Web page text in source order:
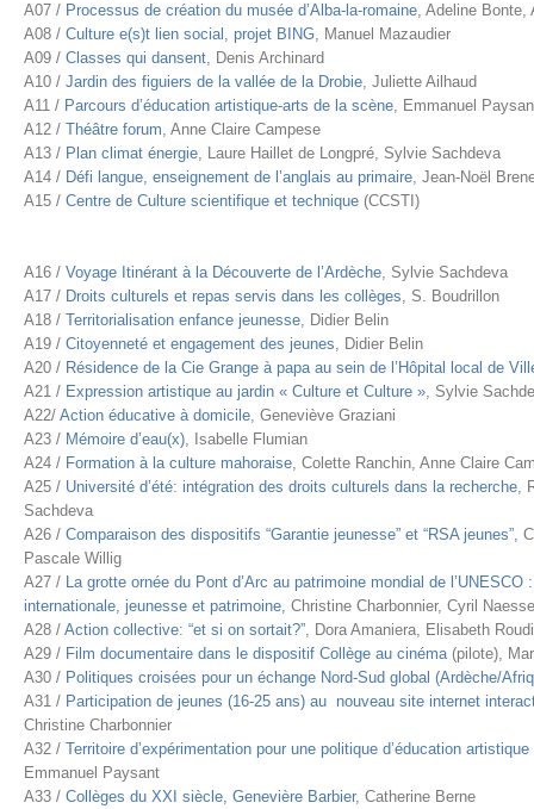
A07 / Processus de création du musée d’Alba-la-romaine, Adeline Bonte,
A08 / Culture e(s)t lien social, projet BING, Manuel Mazaudier
A09 / Classes qui dansent, Denis Archinard
A10 / Jardin des figuiers de la vallée de la Drobie, Juliette Ailhaud
A11 / Parcours d’éducation artistique-arts de la scène, Emmanuel
A12 / Théâtre forum, Anne Claire Campese
A13 / Plan climat énergie, Laure Haillet de Longpré, Sylvie Sachdeva
A14 / Défi langue, enseignement de l’anglais au primaire, Jean-Noël
A15 / Centre de Culture scientifique et technique (CCSTI)
A16 / Voyage Itinérant à la Découverte de l’Ardèche, Sylvie Sachdeva
A17 / Droits culturels et repas servis dans les collèges, S. Boudrillon
A18 / Territorialisation enfance jeunesse, Didier Belin
A19 / Citoyenneté et engagement des jeunes, Didier Belin
A20 / Résidence de la Cie Grange à papa au sein de l’Hôpital local de
A21 / Expression artistique au jardin « Culture et Culture », Sylvie
A22/ Action éducative à domicile, Geneviève Graziani
A23 / Mémoire d’eau(x), Isabelle Flumian
A24 / Formation à la culture mahoraise, Colette Ranchin, Anne Claire
A25 / Université d’été: intégration des droits culturels dans la recherche,
Sachdeva
A26 / Comparaison des dispositifs “Garantie jeunesse” et “RSA jeunes”,
Pascale Willig
A27 / La grotte ornée du Pont d’Arc au patrimoine mondial de l’UNESCO
internationale, jeunesse et patrimoine, Christine Charbonnier, Cyril
A28 / Action collective: “et si on sortait?”, Dora Amaniera, Elisabeth
A29 / Film documentaire dans le dispositif Collège au cinéma (pilote),
A30 / Politiques croisées pour un échange Nord-Sud global (Ardèche/
A31 / Participation de jeunes (16-25 ans) au nouveau site internet
Christine Charbonnier
A32 / Territoire d’expérimentation pour une politique d’éducation
Emmanuel Paysant
A33 / Collèges du XXI siècle, Genevière Barbier, Catherine Berne